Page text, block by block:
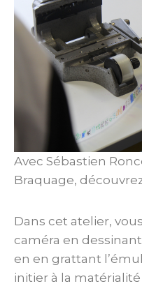
Avec Sébastien
Braquage,
Dans cet atelier,
caméra en
en en grattant
initier à la